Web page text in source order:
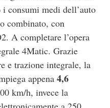
consumi medi dell’auto
combinato, con
A completare l’opera
4Matic. Grazie
e trazione integrale, la
appena 4,6
km/h, invece la